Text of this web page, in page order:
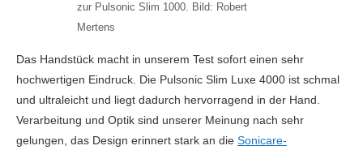
zur Pulsonic Slim 1000. Bild: Robert
Mertens
Das Handstück macht in unserem Test sofort einen sehr
hochwertigen Eindruck. Die Pulsonic Slim Luxe 4000 ist schmal
und ultraleicht und liegt dadurch hervorragend in der Hand.
Verarbeitung und Optik sind unserer Meinung nach sehr
gelungen, das Design erinnert stark an die Sonicare-